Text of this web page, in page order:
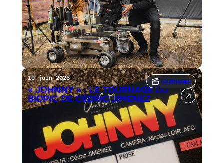
TOURNAGES
19 juin 2026
« JOHNNY » : LE TOURNAGE DU
BIOPIC DE CÉDRIC JIMENEZ